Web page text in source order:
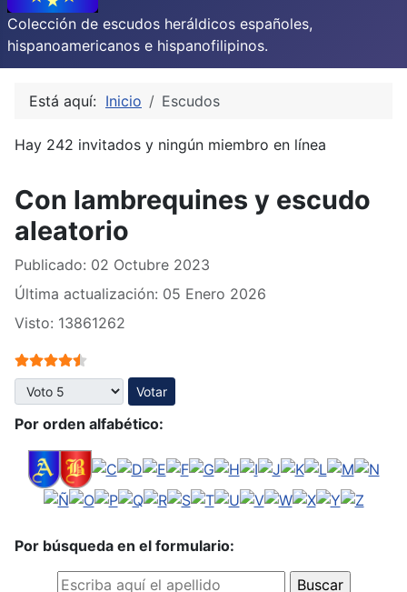
Colección de escudos heráldicos españoles,
hispanoamericanos e hispanofilipinos.
Está aquí: Inicio Escudos
Hay 242 invitados y ningún miembro en línea
Con lambrequines y escudo
aleatorio
Publicado: 02 Octubre 2023
Última actualización: 05 Enero 2026
Visto: 13861262
Ratio:4.5/
Por favor, vote
Por orden alfabético:
Por búsqueda en el formulario: